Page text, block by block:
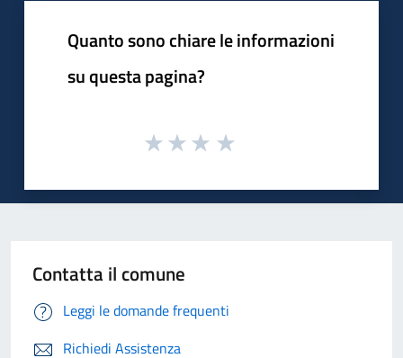
Quanto sono chiare le informazioni
su questa pagina?
Contatta il comune
Leggi le domande frequenti
Richiedi Assistenza